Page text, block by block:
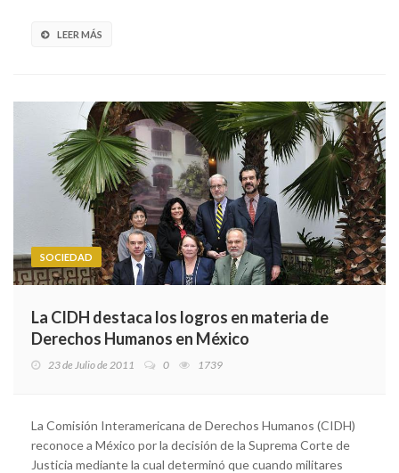
LEER MÁS
SOCIEDAD
La CIDH destaca los logros en materia de
Derechos Humanos en México
23 de Julio de 2011 0 1739
La Comisión Interamericana de Derechos Humanos (CIDH)
reconoce a México por la decisión de la Suprema Corte de
Justicia mediante la cual determinó que cuando militares